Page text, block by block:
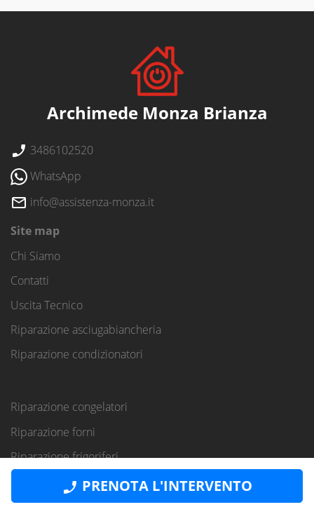
PRENOTA L'INTERVENTO
Archimede Monza Brianza
3486102520
WhatsApp
info@assistenza-monza.it
Site map
Chi Siamo
Contatti
Uscita Tecnico
Riparazione asciugabiancheria
Riparazione condizionatori
Riparazione congelatori
Riparazione forni
Riparazione frigoriferi
Riparazione lavasciuga
Riparazione lavastoviglie